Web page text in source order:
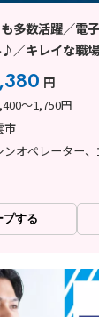
多数活躍／電
／キレイな職
円
～1,750円
市
ンオペレーター
プする